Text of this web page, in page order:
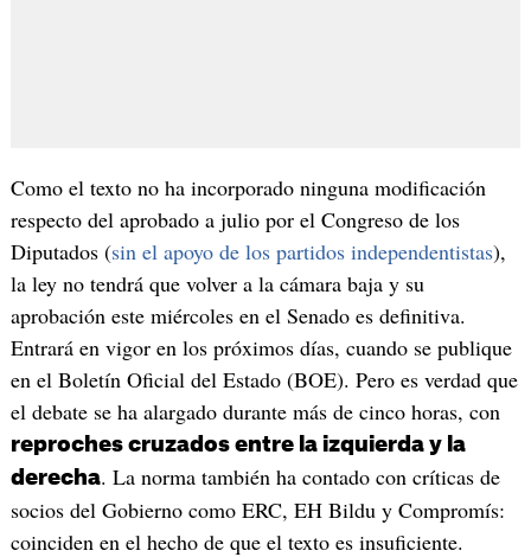
Como el texto no ha incorporado ninguna modificación
respecto del aprobado a julio por el Congreso de los
Diputados (sin el apoyo de los partidos independentistas),
la ley no tendrá que volver a la cámara baja y su
aprobación este miércoles en el Senado es definitiva.
Entrará en vigor en los próximos días, cuando se publique
en el Boletín Oficial del Estado (BOE). Pero es verdad que
el debate se ha alargado durante más de cinco horas, con
reproches cruzados entre la izquierda y la
derecha. La norma también ha contado con críticas de
socios del Gobierno como ERC, EH Bildu y Compromís:
coinciden en el hecho de que el texto es insuficiente.